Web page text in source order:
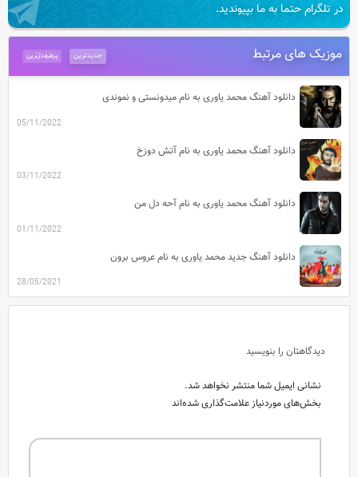
در تلگرام حتما به ما بپیوندید.
موزیک های مرتبط پرطرفدارترین جدیدترین
دانلود آهنگ محمد یاوری به نام میدونستی و نموندی
05/11/2022
دانلود آهنگ محمد یاوری به نام آتش دوزخ
03/11/2022
دانلود آهنگ محمد یاوری به نام آحه دل من
01/11/2022
دانلود آهنگ جدید محمد یاوری به نام عروس برون
28/05/2021
دیدگاهتان را بنویسید
نشانی ایمیل شما منتشر نخواهد شد.
بخش‌های موردنیاز علامت‌گذاری شده‌اند